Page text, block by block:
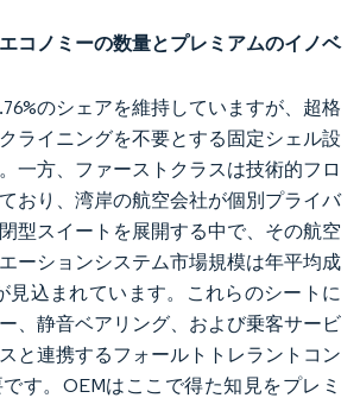
コノミーの数量とプレミアムのイノベ
のシェアを維持していますが、超格
ライニングを不要とする固定シェル設
一方、ファーストクラスは技術的フロ
おり、湾岸の航空会社が個別プライバ
型スイートを展開する中で、その航空
ーションシステム市場規模は年平均成
見込まれています。これらのシートに
、静音ベアリング、および乗客サービ
と連携するフォールトトレラントコン
す。OEMはここで得た知見をプレミ